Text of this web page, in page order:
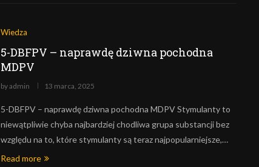
Wiedza
5-DBFPV – naprawdę dziwna pochodna
MDPV
byadmin 13 marca, 2025
5-DBFPV – naprawdę dziwna pochodna MDPV Stymulanty to
niewątpliwie chyba najbardziej chodliwa grupa substancji bez
względu na to, które stymulanty są teraz najpopularniejsze,…
Read more